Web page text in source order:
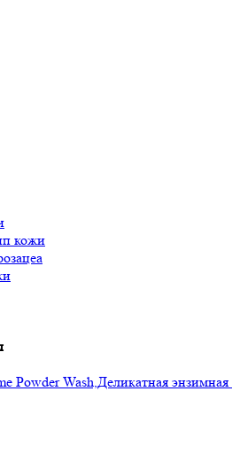
кожи
Powder Wash,Деликатная энзимная